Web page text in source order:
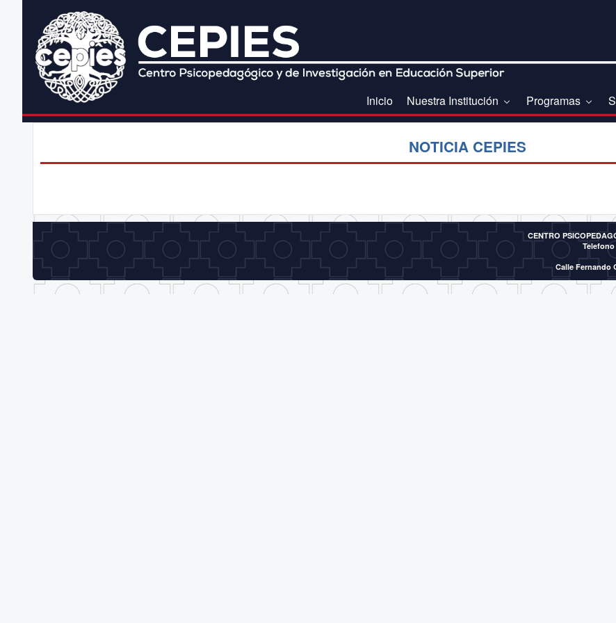
Inicio Nuestra Institución Programas
NOTICIA CEPIES
CENTRO
Telefono
Calle Fernando